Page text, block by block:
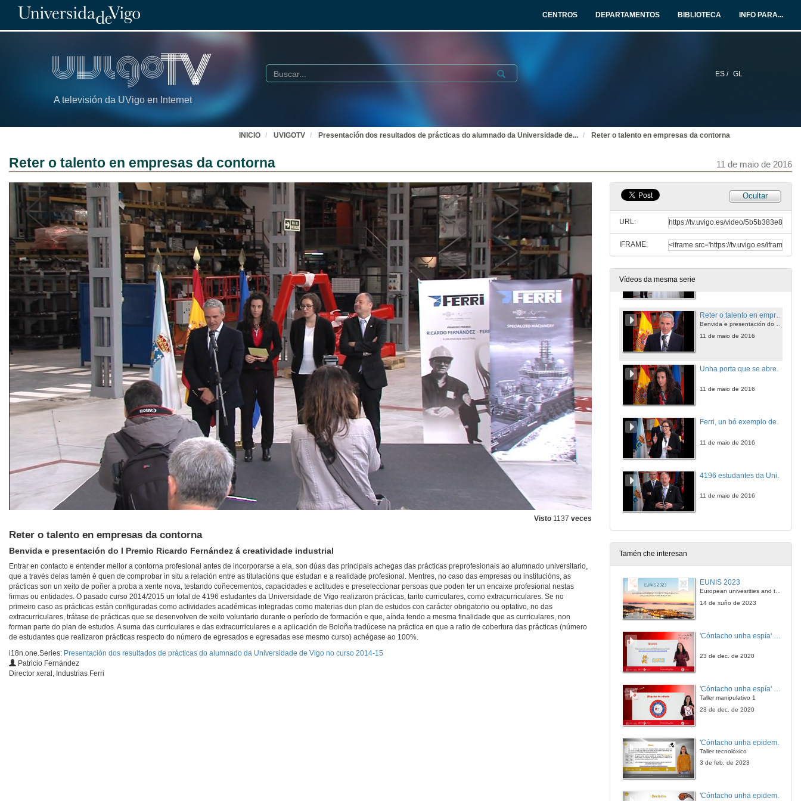
CENTROS DEPARTAMENTOS BIBLIOTECA INFO PARA...
A televisión da UVigo en Internet
ES / GL
Buscar Submit
INICIO UVIGOTV Presentación dos resultados de prácticas do alumnado da Universidade de... Reter o talento en empresas da contorna
Reter o talento en empresas da contorna 11 de maio de 2016
Visto 1137 veces
Reter o talento en empresas da contorna
Benvida e presentación do I Premio Ricardo Fernández á creatividade industrial
Entrar en contacto e entender mellor a contorna profesional antes de incorporarse a ela, son dúas das principais achegas das prácticas preprofesionais ao alumnado universitario,
que a través delas tamén é quen de comprobar in situ a relación entre as titulacións que estudan e a realidade profesional. Mentres, no caso das empresas ou institucións, as
prácticas son un xeito de poñer a proba a xente nova, testando coñecementos, capacidades e actitudes e preseleccionar persoas que poden ter un encaixe profesional nestas
firmas ou entidades. O pasado curso 2014/2015 un total de 4196 estudantes da Universidade de Vigo realizaron prácticas, tanto curriculares, como extracurriculares. Se no
primeiro caso as prácticas están configuradas como actividades académicas integradas como materias dun plan de estudos con carácter obrigatorio ou optativo, no das
extracurriculares, trátase de prácticas que se desenvolven de xeito voluntario durante o período de formación e que, aínda tendo a mesma finalidade que as curriculares, non
forman parte do plan de estudos. A suma das curriculares e das extracurriculares e a aplicación de Boloña tradúcese na práctica en que a ratio de cobertura das prácticas (número
de estudantes que realizaron prácticas respecto do número de egresados e egresadas ese mesmo curso) achégase ao 100%.
i18n.one.Series: Presentación dos resultados de prácticas do alumnado da Universidade de Vigo no curso 2014-15
Patricio Fernández
Director xeral, Industrias Ferri
Ocultar
URL:
IFRAME:
Vídeos da mesma serie
Industrias Ferri acolleu este mediodía a presentación do I Premio Ricardo Fernández á creatividade industrial
11 de maio de 2016
Reter o talento en empresas da contorna
Benvida e presentación do I Premio Ricardo Fernández á creatividade industrial
11 de maio de 2016
11 de maio de 2016
Ferri, un bó exemplo de bo facer cos bolseiros
11 de maio de 2016
11 de maio de 2016
Tamén che interesan
EUNIS 2023
European univesrities and the digital transformation: challenges and opportunities ahead
14 de xuño de 2023
23 de dec. de 2020
'Cóntacho unha espía' Criptografía
Taller manipulativo 1
23 de dec. de 2020
Taller tecnolóxico
3 de feb. de 2023
'Cóntacho unha epidemióloga' Decisións nun partido de baloncesto 4